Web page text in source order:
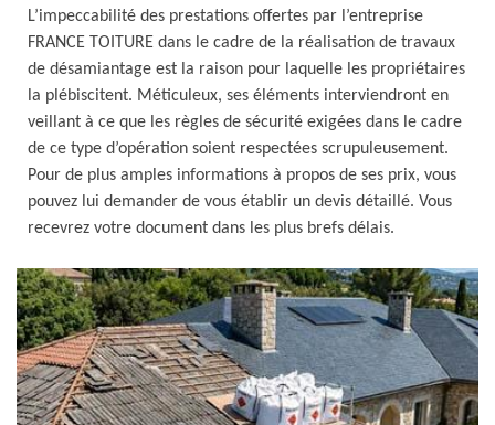
L’impeccabilité des prestations offertes par l’entreprise
FRANCE TOITURE dans le cadre de la réalisation de travaux
de désamiantage est la raison pour laquelle les propriétaires
la plébiscitent. Méticuleux, ses éléments interviendront en
veillant à ce que les règles de sécurité exigées dans le cadre
de ce type d’opération soient respectées scrupuleusement.
Pour de plus amples informations à propos de ses prix, vous
pouvez lui demander de vous établir un devis détaillé. Vous
recevrez votre document dans les plus brefs délais.